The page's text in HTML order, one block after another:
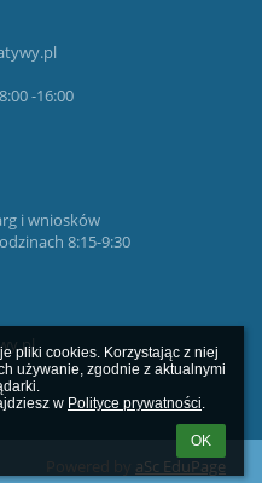
pliki cookies. Korzystając z niej
używanie, zgodnie z aktualnymi
w Polityce prywatności.
OK
-16:00
i wniosków
8:15-9:30
Powered by aSc EduPage